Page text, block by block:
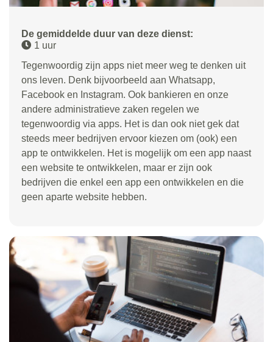
De gemiddelde duur van deze dienst:
1 uur
Tegenwoordig zijn apps niet meer weg te denken uit
ons leven. Denk bijvoorbeeld aan Whatsapp,
Facebook en Instagram. Ook bankieren en onze
andere administratieve zaken regelen we
tegenwoordig via apps. Het is dan ook niet gek dat
steeds meer bedrijven ervoor kiezen om (ook) een
app te ontwikkelen. Het is mogelijk om een app naast
een website te ontwikkelen, maar er zijn ook
bedrijven die enkel een app een ontwikkelen en die
geen aparte website hebben.